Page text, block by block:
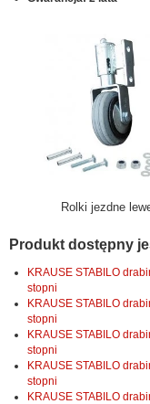
Rolki jezdne
Produkt dostępny
KRAUSE STABILO
stopni
KRAUSE STABILO
stopni
KRAUSE STABILO
stopni
KRAUSE STABILO
stopni
KRAUSE STABILO